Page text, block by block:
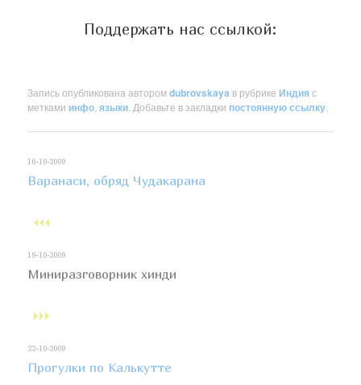
Поддержать нас ссылкой:
Запись опубликована авторомdubrovskaya в рубрикеИндия с
метками инфо ,языки . Добавьте в закладки постоянную ссылку
16-10-2009
Варанаси, обряд Чудакарана
19-10-2009
Миниразговорник хинди
22-10-2009
Прогулки по Калькутте